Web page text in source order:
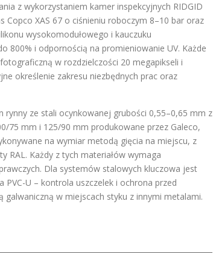
z wykorzystaniem kamer inspekcyjnych RIDGID
Copco XAS 67 o ciśnieniu roboczym 8–10 bar oraz
wysokomodułowego i kauczuku
800% i odpornością na promieniowanie UV. Każde
w rozdzielczości 20 megapikseli i
określenie zakresu niezbędnych prac oraz
ze stali ocynkowanej grubości 0,55–0,65 mm z
75 mm i 125/90 mm produkowane przez Galeco,
na wymiar metodą gięcia na miejscu, z
Każdy z tych materiałów wymaga
Dla systemów stalowych kluczowa jest
U – kontrola uszczelek i ochrona przed
w miejscach styku z innymi metalami.